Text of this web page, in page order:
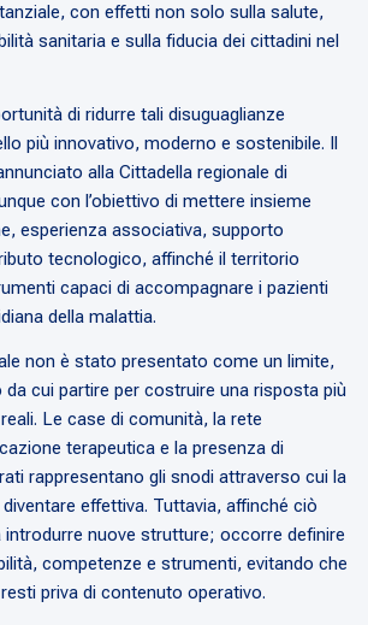
con effetti non solo sulla salute,
sanitaria e sulla fiducia dei cittadini nel
di ridurre tali disuguaglianze
più innovativo, moderno e sostenibile. Il
alla Cittadella regionale di
con l’obiettivo di mettere insieme
esperienza associativa, supporto
tecnologico, affinché il territorio
capaci di accompagnare i pazienti
della malattia.
non è stato presentato come un limite,
cui partire per costruire una risposta più
Le case di comunità, la rete
terapeutica e la presenza di
rappresentano gli snodi attraverso cui la
effettiva. Tuttavia, affinché ciò
introdurre nuove strutture; occorre definire
competenze e strumenti, evitando che
priva di contenuto operativo.